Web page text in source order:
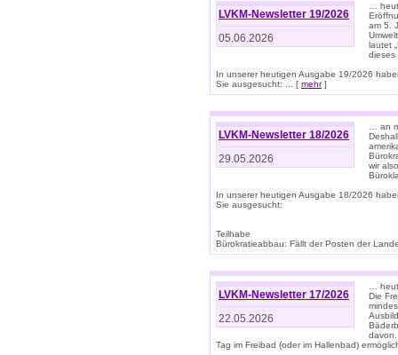
LVKM-Newsletter 19/2026
05.06.2026
…
am 5.
lautet
dieses
In unserer heutigen Ausgabe 19/2026
Sie ausgesucht: ... [ mehr]
LVKM-Newsletter 18/2026
29.05.2026
… an
wir
In unserer heutigen Ausgabe 18/2026
Sie ausgesucht:
Teilhabe
Bürokratieabbau: Fällt der Posten der
LVKM-Newsletter 17/2026
22.05.2026
…
Die
davon.
Tag im Freibad (oder im Hallenbad)